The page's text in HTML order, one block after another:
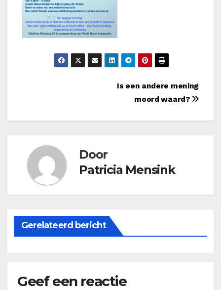
Is een andere mening
moord waard?
Door
Patricia Mensink
Gerelateerd bericht
Geef een reactie